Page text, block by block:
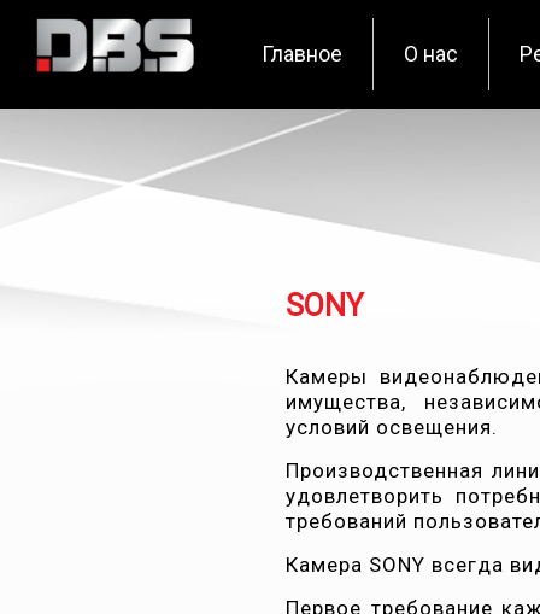
Главное О нас
SONY
Камеры
имуществa,
условий освещения.
Производственная
удовлетворить
требований
Камера SONY всегда
Первое требование